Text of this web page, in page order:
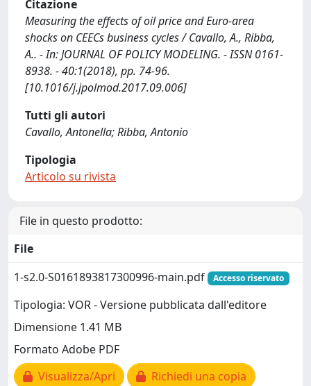
Citazione
Measuring the effects of oil price and Euro-area
shocks on CEECs business cycles / Cavallo, A., Ribba,
A.. - In: JOURNAL OF POLICY MODELING. - ISSN 0161-
8938. - 40:1(2018), pp. 74-96.
[10.1016/j.jpolmod.2017.09.006]
Tutti gli autori
Cavallo, Antonella; Ribba, Antonio
Tipologia
Articolo su rivista
File in questo prodotto:
File
1-s2.0-S0161893817300996-main.pdf
Accesso riservato
Tipologia: VOR - Versione pubblicata dall'editore
Dimensione 1.41 MB
Formato Adobe PDF
Visualizza/Apri
Richiedi una copia